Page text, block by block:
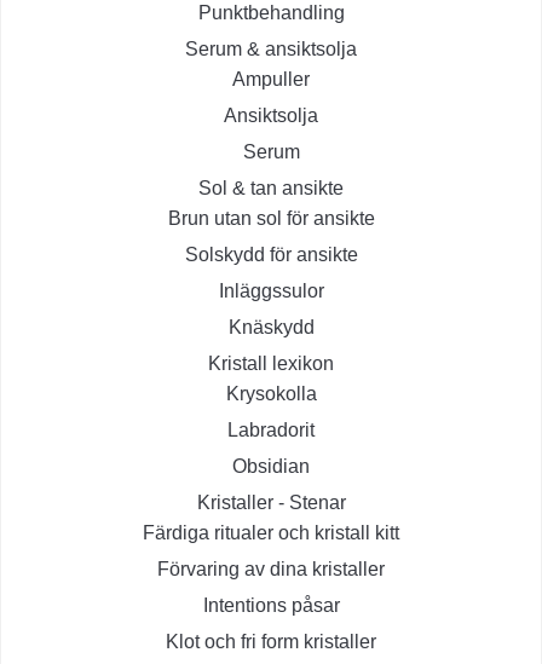
Punktbehandling
Serum & ansiktsolja
Ampuller
Ansiktsolja
Serum
Sol & tan ansikte
Brun utan sol för ansikte
Solskydd för ansikte
Inläggssulor
Knäskydd
Kristall lexikon
Krysokolla
Labradorit
Obsidian
Kristaller - Stenar
Färdiga ritualer och kristall kitt
Förvaring av dina kristaller
Intentions påsar
Klot och fri form kristaller